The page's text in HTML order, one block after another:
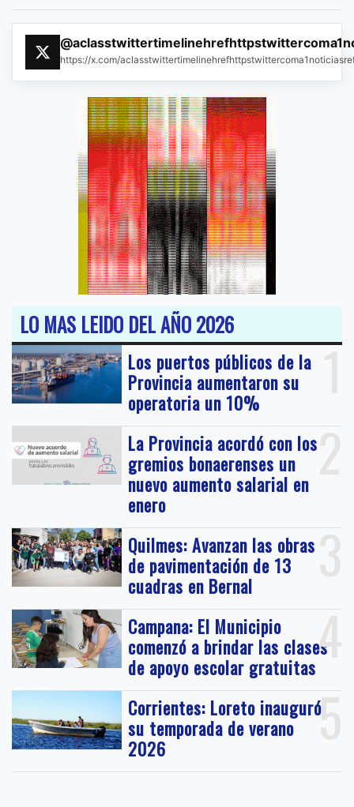
https://x.com/
LO MAS LEIDO DEL AÑO 2026
1
Los puertos públicos de la
Provincia aumentaron su
operatoria un 10%
2
La Provincia acordó con los
gremios bonaerenses un
nuevo aumento salarial en
enero
3
Quilmes: Avanzan las obras
de pavimentación de 13
cuadras en Bernal
4
Campana: El Municipio
comenzó a brindar las clases
de apoyo escolar gratuitas
5
Corrientes: Loreto inauguró
su temporada de verano
2026